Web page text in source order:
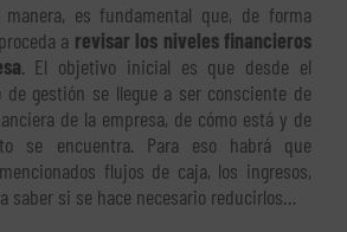
es fundamental que, de forma
a revisar los niveles financieros
. El objetivo inicial es que desde el
de gestión se llegue a ser consciente de
de la empresa, de cómo está y de
se encuentra. Para eso habrá que
flujos de caja, los ingresos,
saber si se hace necesario reducirlos…